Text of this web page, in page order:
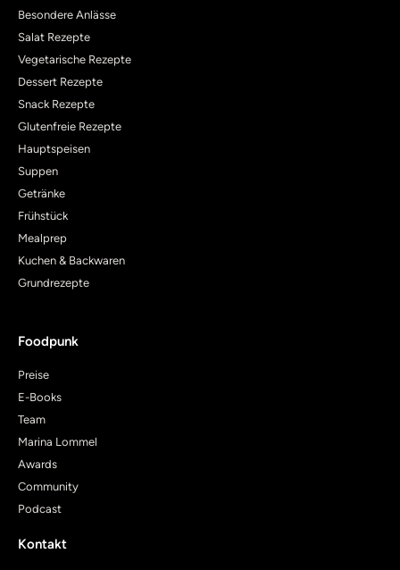
Besondere Anlässe
Salat Rezepte
Vegetarische Rezepte
Dessert Rezepte
Snack Rezepte
Glutenfreie Rezepte
Hauptspeisen
Suppen
Getränke
Frühstück
Mealprep
Kuchen & Backwaren
Grundrezepte
Foodpunk
Preise
E-Books
Team
Marina Lommel
Awards
Community
Podcast
Kontakt